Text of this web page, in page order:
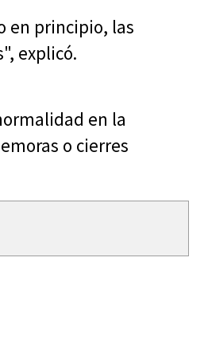
en principio, las
explicó.
en la
o cierres